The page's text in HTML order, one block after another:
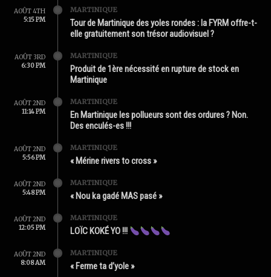
AOÛT 4TH
5:15 PM
MARTINIQUE
Tour de Martinique des yoles rondes : la FYRM offre-t-
elle gratuitement son trésor audiovisuel ?
AOÛT 3RD
6:30 PM
MARTINIQUE
Produit de 1ère nécessité en rupture de stock en
Martinique
AOÛT 2ND
11:14 PM
MARTINIQUE
En Martinique les pollueurs sont des ordures ? Non.
Des enculés-es !!!
AOÛT 2ND
5:56 PM
MARTINIQUE
« Mérine rivers to cross »
AOÛT 2ND
5:48 PM
MARTINIQUE
« Nou ka gadé MAS pasé »
AOÛT 2ND
12:05 PM
MARTINIQUE
LOÏC KOKÉ YO !!!
AOÛT 2ND
8:08 AM
MARTINIQUE
« Ferme ta d’yole »